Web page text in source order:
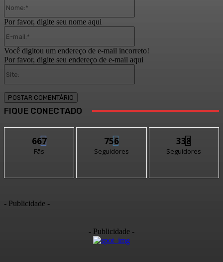
Por favor, digite seu nome aqui
Você digitou um endereço de e-mail incorreto!
Por favor, digite seu endereço de e-mail aqui
FIQUE CONECTADO
667
Fãs
756
Seguidores
338
Seguidores
- Publicidade -
- Publicidade -